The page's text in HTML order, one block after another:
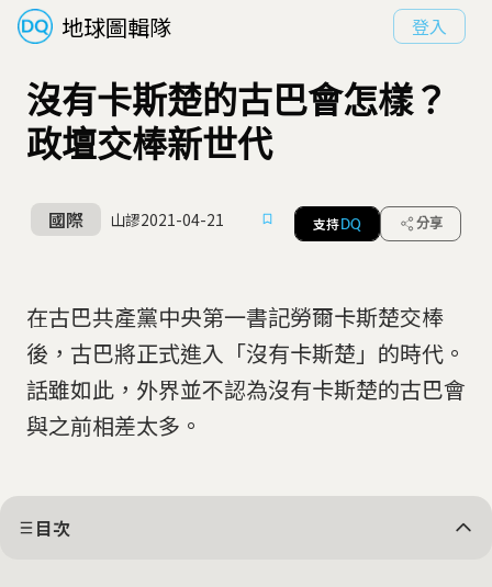
地球圖輯隊 登入
沒有卡斯楚的古巴會怎樣？
政壇交棒新世代
國際 山謬2021-04-21 支持 DQ 分享
在古巴共產黨中央第一書記勞爾卡斯楚交棒
後，古巴將正式進入「沒有卡斯楚」的時代。
話雖如此，外界並不認為沒有卡斯楚的古巴會
與之前相差太多。
目次